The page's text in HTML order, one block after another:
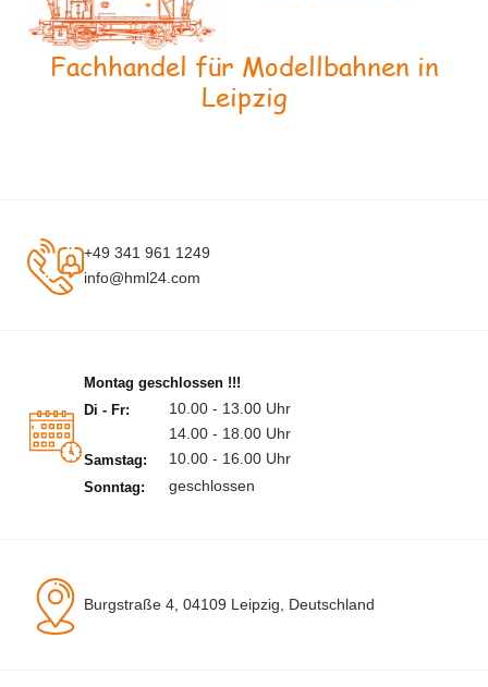
Fachhandel für Modellbahnen in
Leipzig
+49 341 961 1249
info@hml24.com
Montag geschlossen !!!
Di - Fr:
10.00 - 13.00 Uhr
14.00 - 18.00 Uhr
Samstag: 10.00 - 16.00 Uhr
Sonntag: geschlossen
Burgstraße 4, 04109 Leipzig, Deutschland